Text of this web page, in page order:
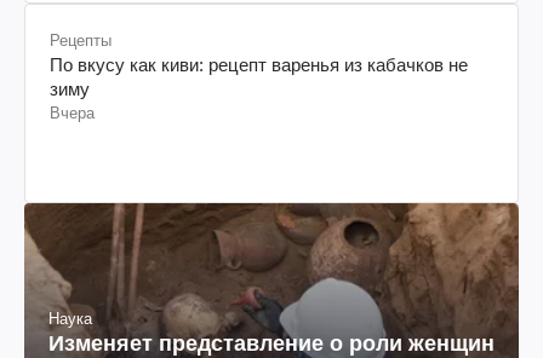
Рецепты
По вкусу как киви: рецепт варенья из кабачков не
зиму
Вчера
Наука
Изменяет представление о роли женщин